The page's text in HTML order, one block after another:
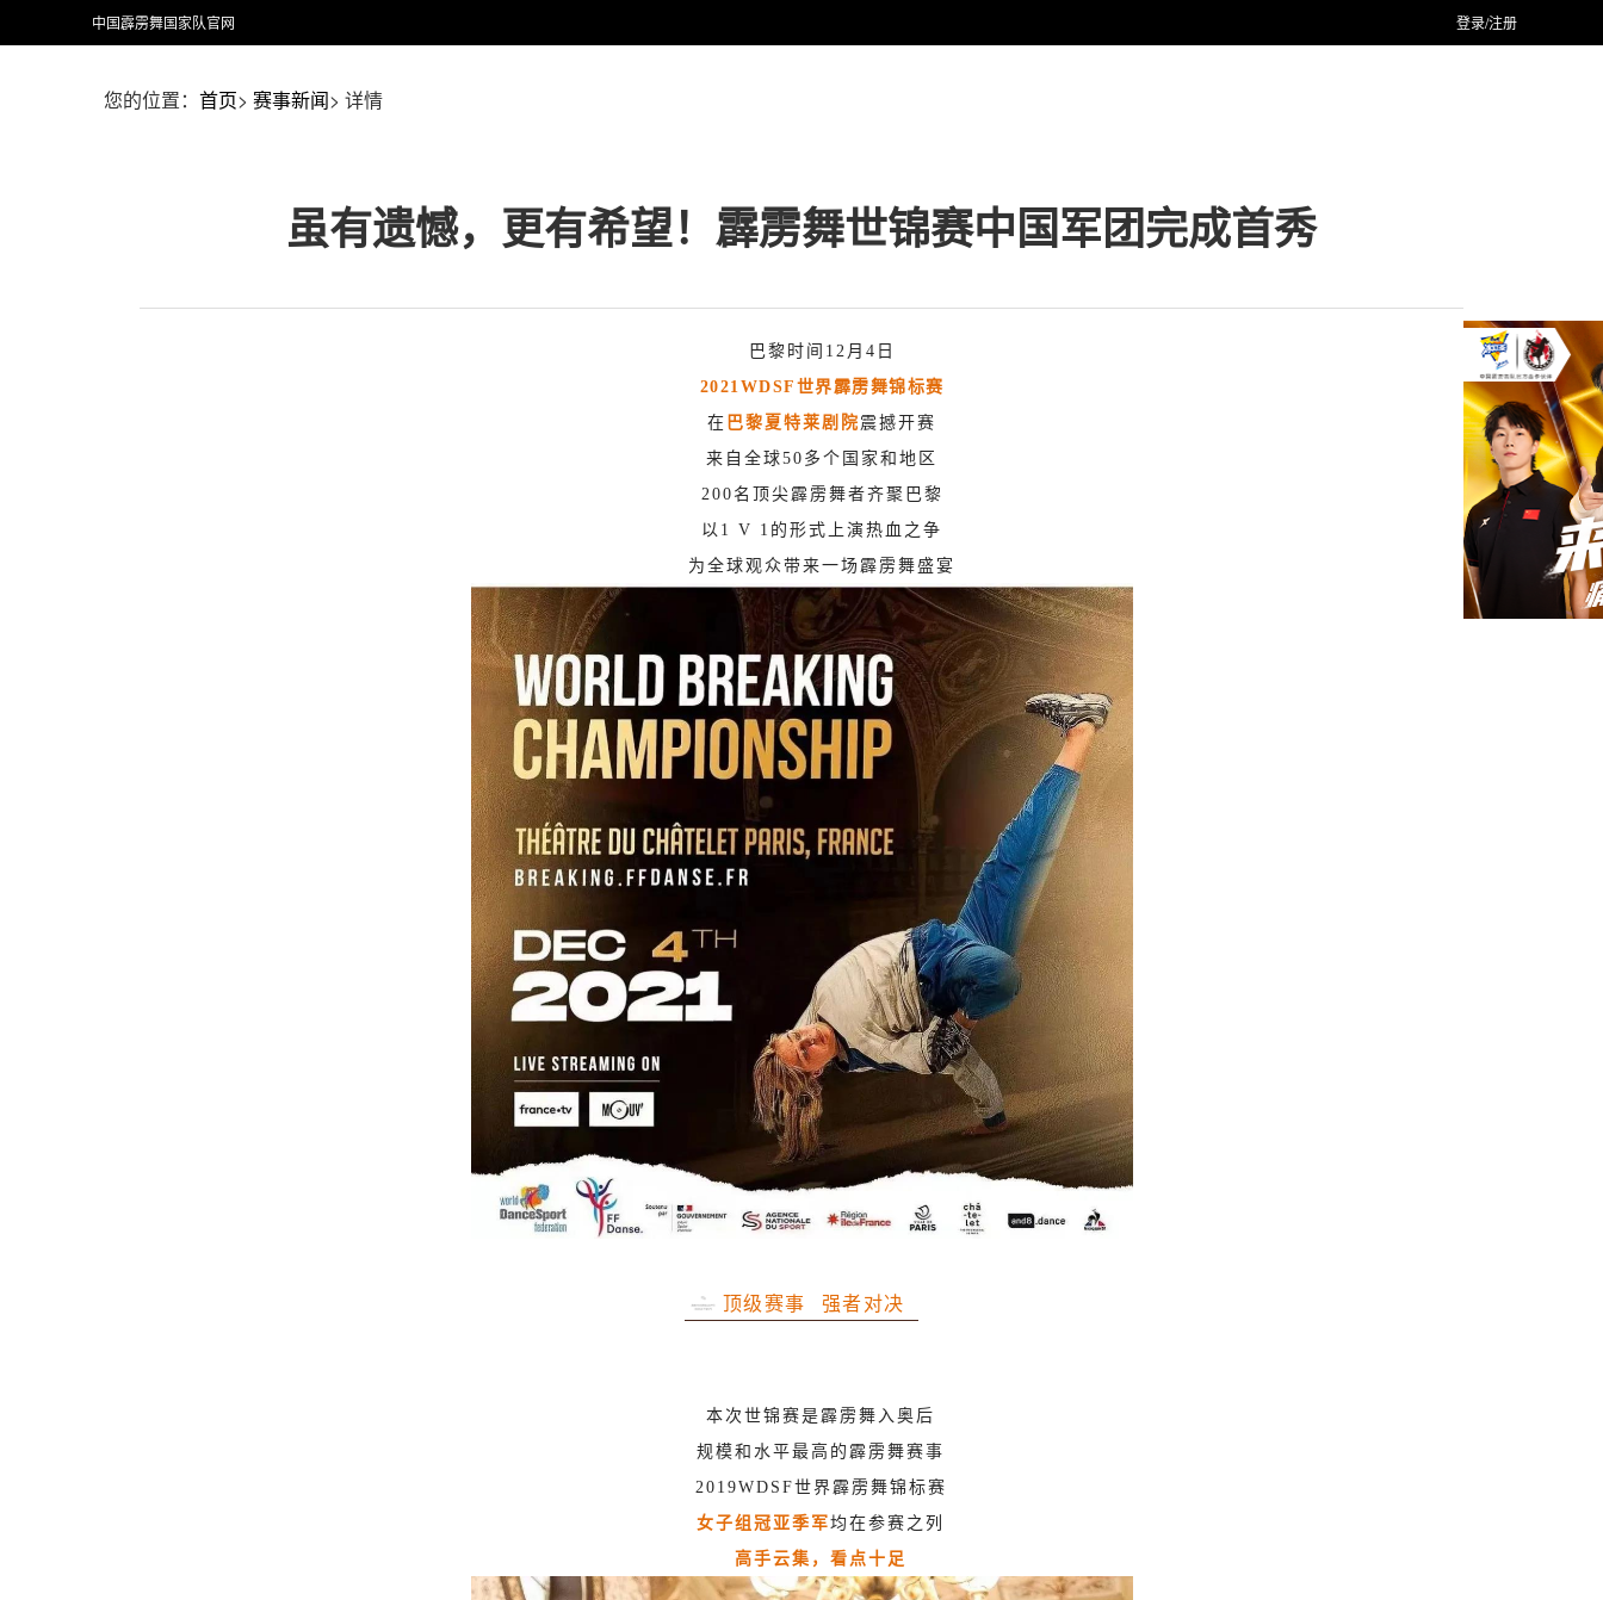
中国霹雳舞国家队官网 登录/注册
您的位置： 首页> 赛事新闻> 详情
虽有遗憾，更有希望！霹雳舞世锦赛中国军团完成首秀
巴黎时间12月4日
2021WDSF世界霹雳舞锦标赛
在 巴黎夏特莱剧院 震撼开赛
来自全球50多个国家和地区
200名顶尖霹雳舞者齐聚巴黎
以1 V 1的形式上演热血之争
为全球观众带来一场霹雳舞盛宴
顶级赛事 强者对决
本次世锦赛是霹雳舞入奥后
规模和水平最高的霹雳舞赛事
2019WDSF世界霹雳舞锦标赛
女子组冠亚季军均在参赛之列
高手云集，看点十足